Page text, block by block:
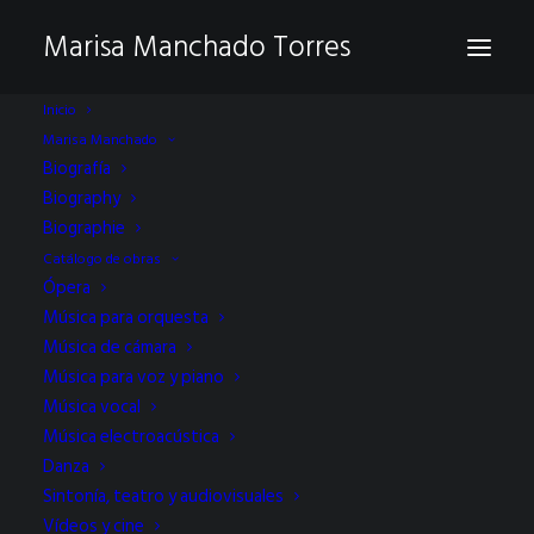
Marisa Manchado Torres
Inicio
Marisa Manchado
Biografía
Biography
Biographie
Catálogo de obras
Ópera
Música para orquesta
Música de cámara
Música para voz y piano
Música vocal
Música electroacústica
Danza
Sintonía, teatro y audiovisuales
Vídeos y cine
estreno en el teatro
real